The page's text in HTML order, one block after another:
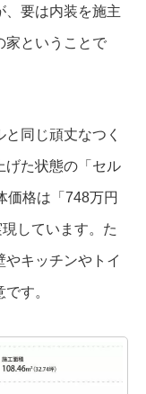
、要は内装を施主
家ということで
同じ頑丈なつく
げた状態の「セル
価格は「748万円
しています。た
キッチンやトイ
す。